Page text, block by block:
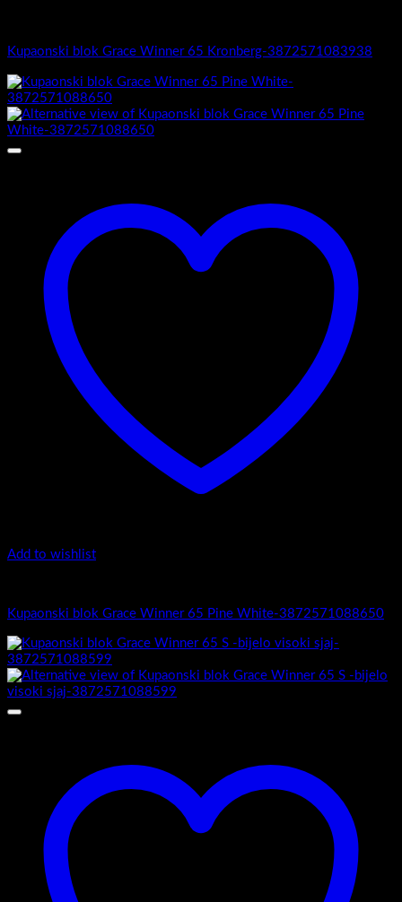
Kupaonski blok Grace Winner 65 Kronberg-3872571083938
Add to wishlist
Kupaonski blok Grace Winner 65 Pine White-3872571088650